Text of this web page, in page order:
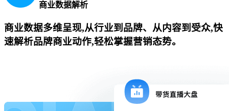
商业数据解析
商业数据多维呈现,从行业到品牌、从内容到受众,快
速解析品牌商业动作,轻松掌握营销态势。